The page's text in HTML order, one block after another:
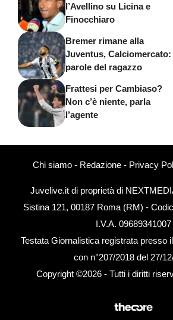
l’Avellino su Licina e
Finocchiaro
Bremer rimane alla
Juventus, Calciomercato:
parole del ragazzo
Frattesi per Cambiaso?
Non c’è niente, parla
l’agente
Chi siamo- Redazione- Privacy
Juvelive.it di proprietà di
Sistina 121, 00187 Roma (RM) -
I.V.A. 09689341007
Testata Giornalistica registrata presso
con n°207/2018 del 27/
Copyright ©2026 - Tutti i diritti